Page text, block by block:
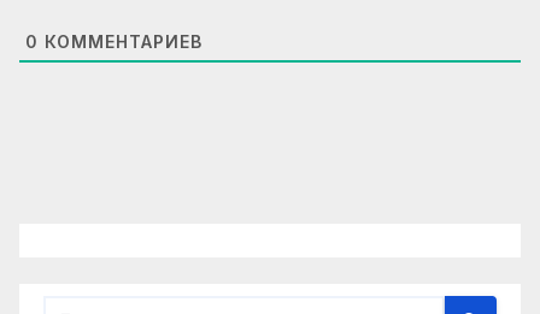
0 КОММЕНТАРИЕВ